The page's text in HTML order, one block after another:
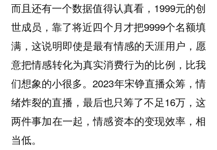
而且还有一个数据值得认真看，1999元的创
世成员，靠了将近四个月才把9999个名额填
满，这说明即使是最有情感的天涯用户，愿
意把情感转化为真实消费行为的比例，比我
们想象的小很多。2023年宋铮直播众筹，情
绪炸裂的直播，最后也只筹了不足16万，这
两件事加在一起，情感资本的变现效率，相
当低。